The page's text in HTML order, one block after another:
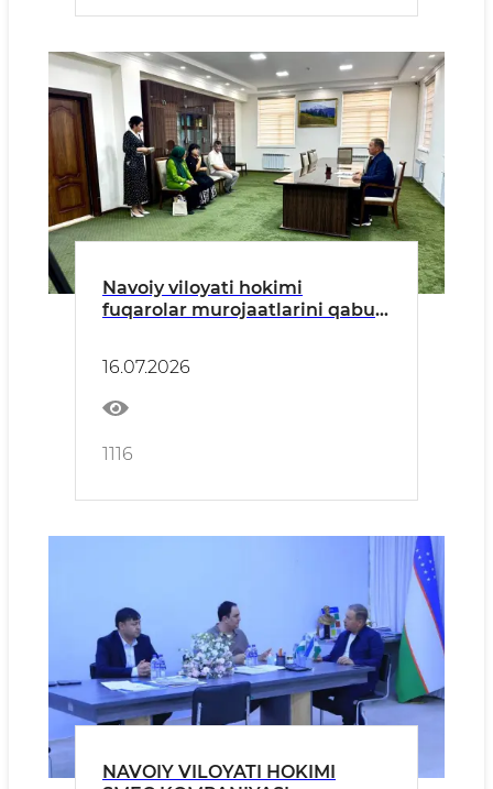
Navoiy viloyati hokimi
fuqarolar murojaatlarini qabul
16.07.2026
1116
NAVOIY VILOYATI HOKIMI